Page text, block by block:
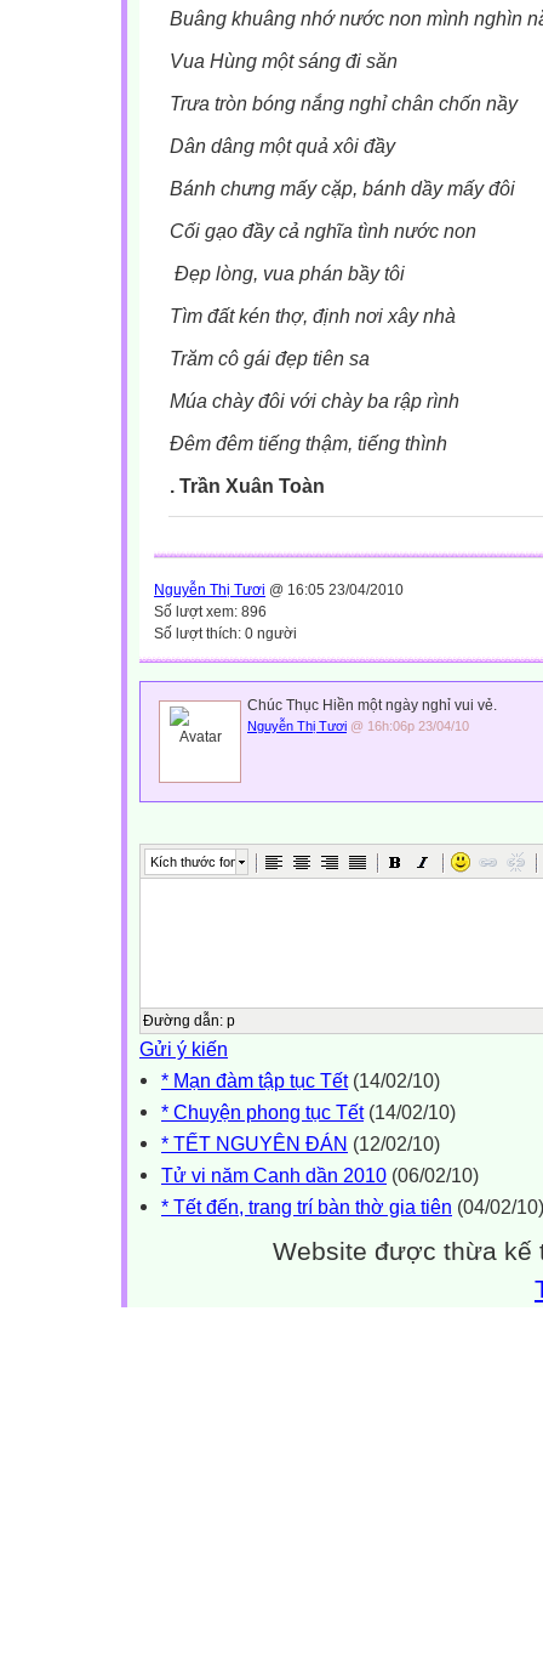
Buâng khuâng nhớ nước non mình nghìn
Vua Hùng một sáng đi săn
Trưa tròn bóng nắng nghỉ chân chốn nầy
Dân dâng một quả xôi đầy
Bánh chưng mấy cặp, bánh dầy mấy đôi
Cối gạo đầy cả nghĩa tình nước non
Đẹp lòng, vua phán bầy tôi
Tìm đất kén thợ, định nơi xây nhà
Trăm cô gái đẹp tiên sa
Múa chày đôi với chày ba rập rình
Đêm đêm tiếng thậm, tiếng thình
. Trần Xuân Toàn
Nguyễn Thị Tươi @ 16:05 23/04/2010
Số lượt xem: 896
Số lượt thích: 0 người
Chúc Thục Hiền một ngày nghỉ vui vẻ.
Nguyễn Thị Tươi @ 16h:06p 23/04/10
Kích thước font
Đường dẫn: p
Gửi ý kiến
* Mạn đàm tập tục Tết(14/02/10)
* Chuyện phong tục Tết(14/02/10)
* TẾT NGUYÊN ĐÁN (12/02/10)
Tử vi năm Canh dần 2010 (06/02/10)
* Tết đến, trang trí bàn thờ gia tiên (04/02/10)
Website được thừa